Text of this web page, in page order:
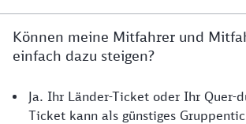
Können meine Mitfahrer und
einfach dazu steigen?
Ja. Ihr Länder-Ticket oder Ihr Quer-
Ticket kann als günstiges